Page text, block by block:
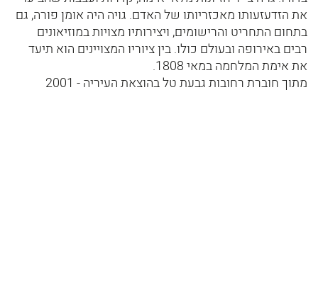
את הזדעזעותו מאכזריותו של האדם. גויה היה אומן פורה, גם
בתחום התחריט והרישומים, ויצירותיו מצויות במוזיאונים
רבים באירופה ובעולם כולו. בין ציוריו המצויינים הוא תיעד
את אימת המלחמה במאי 1808.
מתוך חוברת רחובות גבעת טל בהוצאת העיריה - 2001